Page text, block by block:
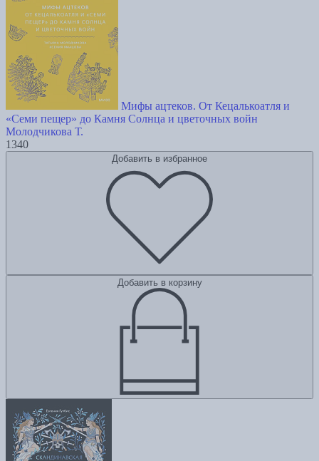
Мифы ацтеков. От Кецалькоатля и
«Семи пещер» до Камня Солнца и цветочных войн
Молодчикова Т.
1340
Добавить в избранное
Добавить в корзину